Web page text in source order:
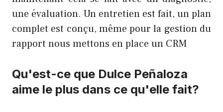
une évaluation. Un entretien est fait, un plan
complet est conçu, même pour la gestion du
rapport nous mettons en place un CRM
Qu'est-ce que Dulce Peñaloza
aime le plus dans ce qu'elle fait?